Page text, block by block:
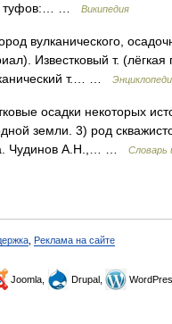
туфов:… …
Википедия
вулканического,
Известковый т.
т.… …
осадки некоторых
земли. 3) род
Чудинов А.Н.,… …
Словарь
Реклама на сайте
Joomla, Drupal,